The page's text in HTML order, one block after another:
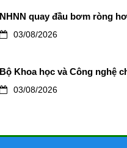
NHNN quay đầu bơm ròng
03/08/2026
Bộ Khoa học và Công nghệ
03/08/2026